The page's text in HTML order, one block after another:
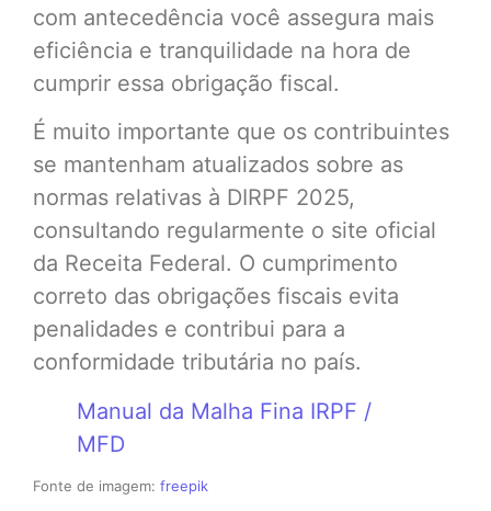
com antecedência você assegura mais
eficiência e tranquilidade na hora de
cumprir essa obrigação fiscal.
É muito importante que os contribuintes
se mantenham atualizados sobre as
normas relativas à DIRPF 2025,
consultando regularmente o site oficial
da Receita Federal. O cumprimento
correto das obrigações fiscais evita
penalidades e contribui para a
conformidade tributária no país.
Manual da Malha Fina IRPF /
MFD
Fonte de imagem: freepik